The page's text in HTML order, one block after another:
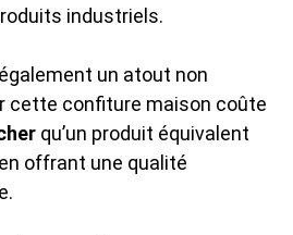
industriels.
un atout non
cette confiture maison coûte
qu’un produit équivalent
offrant une qualité